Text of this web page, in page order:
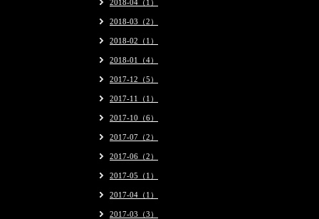
2018-04（1）
2018-03（2）
2018-02（1）
2018-01（4）
2017-12（5）
2017-11（1）
2017-10（6）
2017-07（2）
2017-06（2）
2017-05（1）
2017-04（1）
2017-03（3）